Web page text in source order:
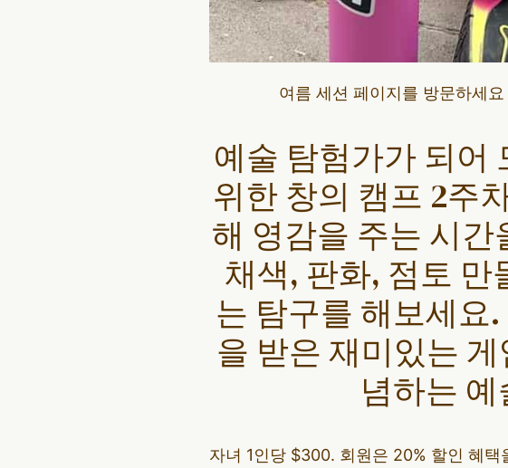
여름 세션 페이지를 방문하세요
예술 탐험가가 되어
위한 창의 캠프 2주
해 영감을 주는 시
채색, 판화, 점토 만
는 탐구를 해보세요
을 받은 재미있는
념하는
자녀 1인당 $300. 회원은 20% 할인 혜택